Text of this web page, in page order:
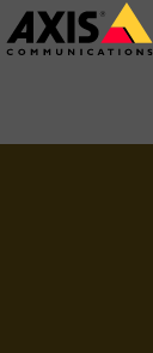
Salta
al